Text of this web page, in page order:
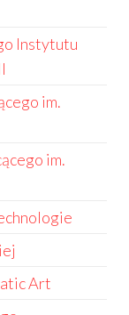
Instytutu
im.
im.
Art